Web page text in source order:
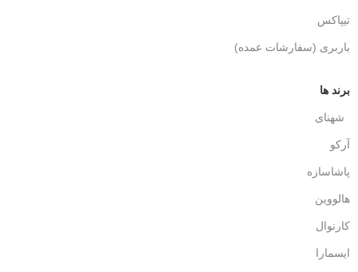
تیپاکس
باربری (سفارشات عمده)
برند ها
شهنای
آرکو
پاشاسازه
هالووین
کارنوال
ایسمارا